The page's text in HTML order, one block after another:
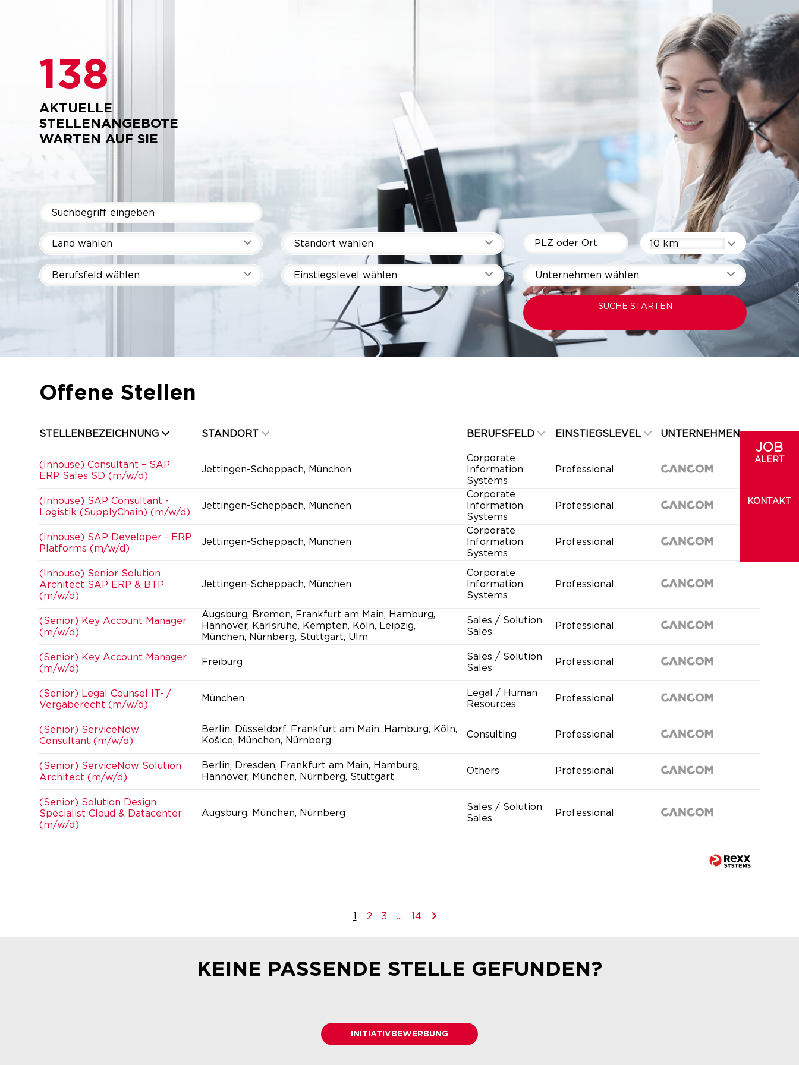
138
AKTUELLE
STELLENANGEBOTE
WARTEN AUF SIE
Land wählen Standort wählen 10 km
Berufsfeld wählen Einstiegslevel wählen Unternehmen wählen
SUCHE STARTEN
Offene Stellen
STELLENBEZEICHNUNG STANDORT BERUFSFELD EINSTIEGSLEVEL UNTERNEHMEN
(Inhouse) Consultant – SAP
ERP Sales SD (m/w/d)
Jettingen-Scheppach, München
Corporate
Information
Systems
Professional
(Inhouse) SAP Consultant -
Logistik (SupplyChain) (m/w/d)
Jettingen-Scheppach, München
Corporate
Information
Systems
Professional
(Inhouse) SAP Developer - ERP
Platforms (m/w/d)
Jettingen-Scheppach, München
Corporate
Information
Systems
Professional
(Inhouse) Senior Solution
Architect SAP ERP & BTP
(m/w/d)
Jettingen-Scheppach, München
Corporate
Information
Systems
Professional
(Senior) Key Account Manager
(m/w/d)
Augsburg, Bremen, Frankfurt am Main, Hamburg,
Hannover, Karlsruhe, Kempten, Köln, Leipzig,
München, Nürnberg, Stuttgart, Ulm
Sales / Solution
Sales
Professional
(Senior) Key Account Manager
(m/w/d)
Freiburg
Sales / Solution
Sales
Professional
(Senior) Legal Counsel IT- /
Vergaberecht (m/w/d)
München
Legal / Human
Resources
Professional
(Senior) ServiceNow
Consultant (m/w/d)
Berlin, Düsseldorf, Frankfurt am Main, Hamburg, Köln,
Košice, München, Nürnberg
Consulting Professional
(Senior) ServiceNow Solution
Architect (m/w/d)
Berlin, Dresden, Frankfurt am Main, Hamburg,
Hannover, München, Nürnberg, Stuttgart
Others Professional
(Senior) Solution Design
Specialist Cloud & Datacenter
(m/w/d)
Augsburg, München, Nürnberg
Sales / Solution
Sales
Professional
1 2 3 ... 14
KEINE PASSENDE STELLE GEFUNDEN?
INITIATIVBEWERBUNG
JOB
ALERT
KONTAKT